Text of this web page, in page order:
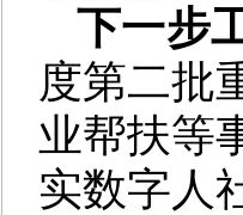
下一步
度第二批
业帮扶等
实数字人